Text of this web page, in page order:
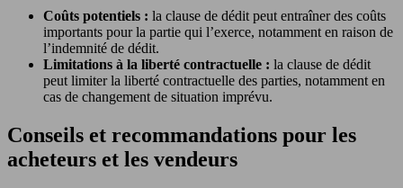
Coûts potentiels : la clause de dédit peut entraîner des coûts
importants pour la partie qui l’exerce, notamment en raison de
l’indemnité de dédit.
Limitations à la liberté contractuelle : la clause de dédit
peut limiter la liberté contractuelle des parties, notamment en
cas de changement de situation imprévu.
Conseils et recommandations pour les
acheteurs et les vendeurs